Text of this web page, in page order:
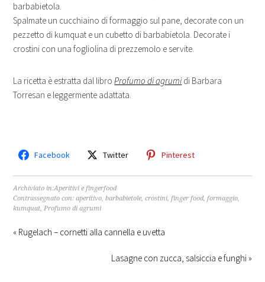
barbabietola.
Spalmate un cucchiaino di formaggio sul pane, decorate con un
pezzetto di kumquat e un cubetto di barbabietola. Decorate i
crostini con una fogliolina di prezzemolo e servite.
La ricetta è estratta dal libroProfumo di agrumidi Barbara
Torresan e leggermente adattata.
Facebook Twitter Pinterest
Archiviato in:Aperitivi e fingerfood
Contrassegnato con:aperitivo,barbabietole,crostini,finger food,formaggio,
kumquat,Profumo di agrumi
« Rugelach – cornetti alla cannella e uvetta
Lasagne con zucca, salsiccia e funghi »